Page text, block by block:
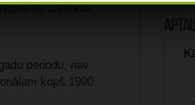
no alkohola
periodu, nav
kopš 1990.